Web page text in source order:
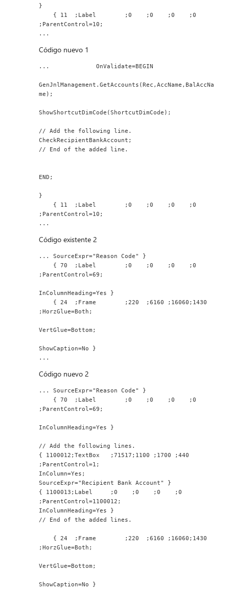
}
;ParentControl=10;
...
Código nuevo 1
...             OnValidate=BEGIN
GenJnlManagement.GetAccounts(Rec,AccName,BalAccNa
me);
ShowShortcutDimCode(ShortcutDimCode);
// Add the following line.
CheckRecipientBankAccount;
// End of the added line.
END;
}
;ParentControl=10;
...
Código existente 2
... SourceExpr="Reason Code" }
;ParentControl=69;
InColumnHeading=Yes }
;HorzGlue=Both;
VertGlue=Bottom;
ShowCaption=No }
...
Código nuevo 2
... SourceExpr="Reason Code" }
;ParentControl=69;
InColumnHeading=Yes }
// Add the following lines.
{ 1100012;TextBox   ;71517;1100 ;1700 ;440
;ParentControl=1;
InColumn=Yes;
SourceExpr="Recipient Bank Account" }
{ 1100013;Label     ;0    ;0    ;0    ;0
;ParentControl=1100012;
InColumnHeading=Yes }
// End of the added lines.
;HorzGlue=Both;
VertGlue=Bottom;
ShowCaption=No }